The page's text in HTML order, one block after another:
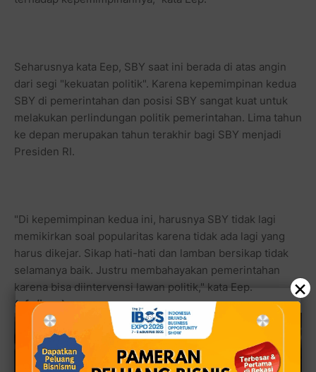
Seharusnya kata Eep, SBY saat ini berada di atas angin
dari segi "kekuatan politik". Karena kepemimpinan kedua
SBY di pemerintahan dan posisi SBY sangat kuat untuk
melakukan perlindungan politik pemerintahan. Lima tahun
ke depan merupakan tahun terakhir bagi SBY menjadi
Presiden RI.
"Di kepemimpinan kedua ini, harusnya SBY tidak lagi
memikirkan soal popularitas karena tidak ada lagi yang
harus dikejar. Sikap hati-hati dan lamban bersikap tidak
selamanya baik. Justru membahayakan pemerintahan
karena bisa diintervensi lawan politik," kata Eep.
(afz/jpnn)
×